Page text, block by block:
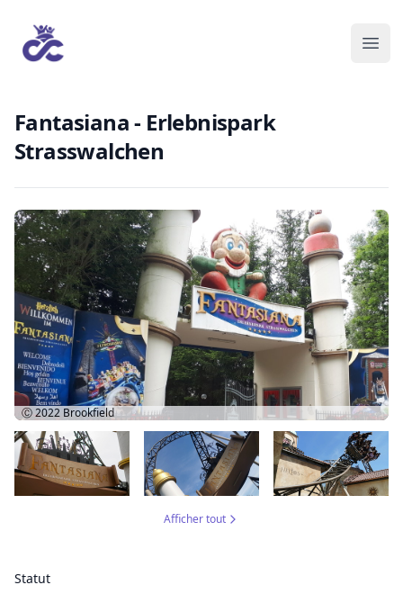
Fantasiana - Erlebnispark
Strasswalchen
Statut
Ⓒ 2022 Brookfield
Afficher tout